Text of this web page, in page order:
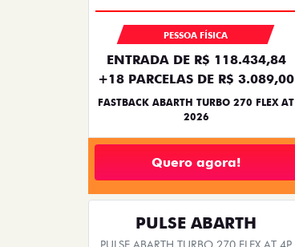
PESSOA FÍSICA
ENTRADA DE R$ 118.434,84
+18 PARCELAS DE R$ 3.089,00
FASTBACK ABARTH TURBO 270 FLEX AT
2026
Quero agora!
PULSE ABARTH